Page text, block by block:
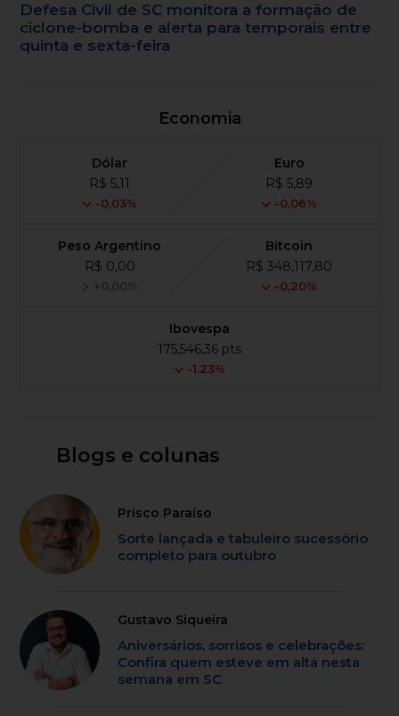
Defesa Civil de SC monitora a formação de
ciclone-bomba e alerta para temporais entre
quinta e sexta-feira
Economia
Dólar
R$ 5,11
-0,03%
Euro
R$ 5,89
-0,06%
Peso Argentino
R$ 0,00
+0,00%
Bitcoin
R$ 348,117,80
-0,20%
Ibovespa
175,546,36 pts
-1.23%
Blogs e colunas
Prisco Paraíso
Sorte lançada e tabuleiro sucessório
completo para outubro
Gustavo Siqueira
Aniversários, sorrisos e celebrações:
Confira quem esteve em alta nesta
semana em SC